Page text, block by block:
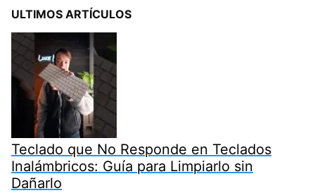
ULTIMOS ARTÍCULOS
Teclado que No Responde en Teclados
Inalámbricos: Guía para Limpiarlo sin
Dañarlo